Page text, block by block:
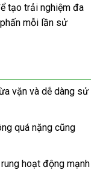
tạo trải nghiệm đa
mỗi lần sử
vặn và dễ dàng sử
quá nặng cũng
hoạt động mạnh